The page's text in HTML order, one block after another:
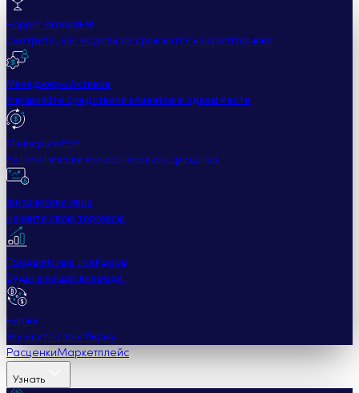
Hopper ArenaNEW
Смотрите, как модели ИИ сражаются на крипторынке
Менеджеры Активов
Управляйте средствами клиентов в одном месте
Майнеры и PSP
Автоматически конвертировать средства.
Физические лица
Начните свою торговлю
Продвинутые трейдеры
Будьте на шаг впереди.
Биржи
Улучшите свою биржу.
РасценкиМаркетплейс
Узнать